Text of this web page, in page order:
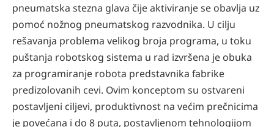
pneumatska stezna glava čije aktiviranje se obavlja uz
pomoć nožnog pneumatskog razvodnika. U cilju
rešavanja problema velikog broja programa, u toku
puštanja robotskog sistema u rad izvršena je obuka
za programiranje robota predstavnika fabrike
predizolovanih cevi. Ovim konceptom su ostvareni
postavljeni ciljevi, produktivnost na većim prečnicima
je povećana i do 8 puta, postavljenom tehnologijom